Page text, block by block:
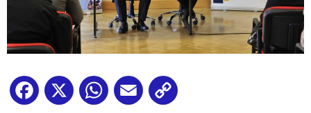
Facebook
X WhatsApp
Email